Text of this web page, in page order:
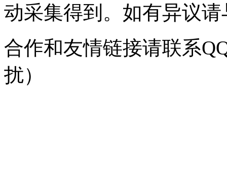
动采集得到。如有异议
合作和友情链接请联系
扰）